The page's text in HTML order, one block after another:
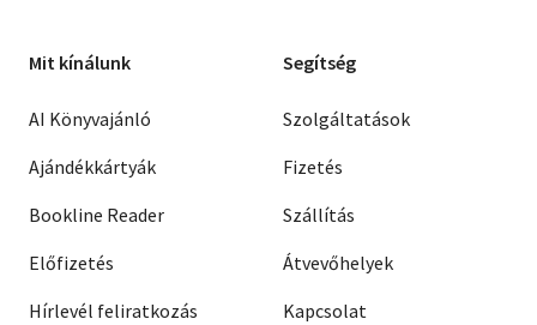
Mit kínálunk
AI Könyvajánló
Ajándékkártyák
Bookline Reader
Előfizetés
Hírlevél feliratkozás
Segítség
Szolgáltatások
Fizetés
Szállítás
Átvevőhelyek
Kapcsolat